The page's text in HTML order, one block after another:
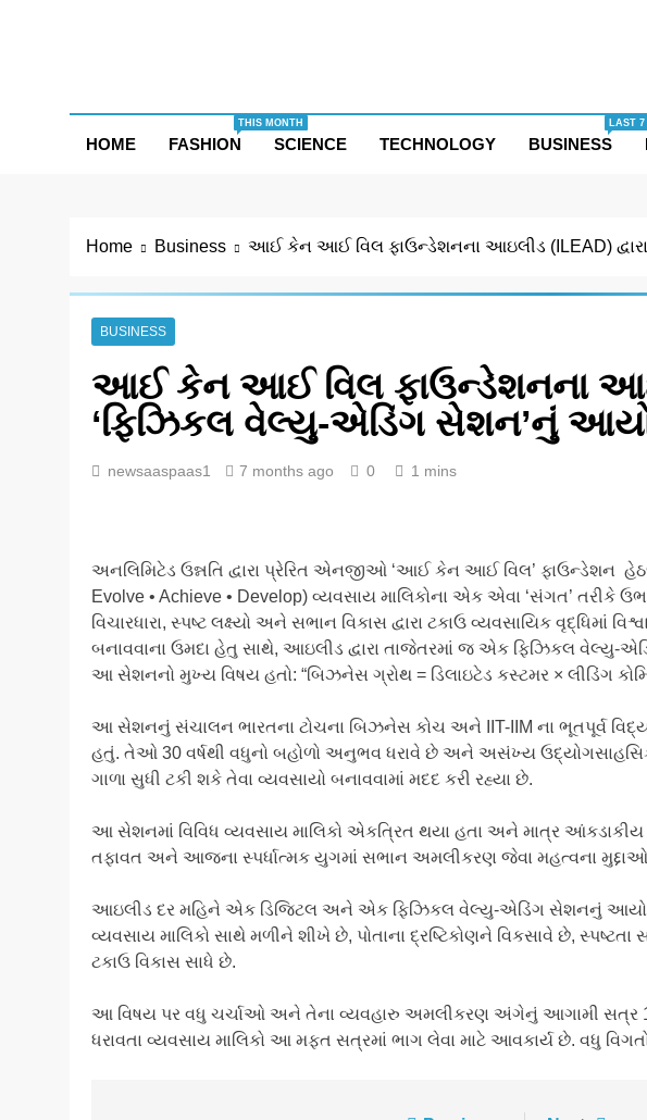
HOME FASHION
THIS MONTH
SCIENCE TECHNOLOGY BUSINESS
LAST 7
Home Business આઈ કેન આઈ વિલ ફાઉન્ડેશનના આઇલીડ (ILEAD)
BUSINESS
આઈ કેન આઈ વિલ ફાઉન્ડેશનના
‘ફિઝિકલ વેલ્યુ-એડિંગ સેશન’નું
newsaaspaas1 7 months ago 0 1 mins
અનલિમિટેડ ઉન્નતિ દ્વારા પ્રેરિત એનજીઓ ‘આઈ કેન આઈ વિલ’ ફાઉન્ડેશન
Evolve • Achieve • Develop) વ્યવસાય માલિકોના એક એવા ‘સંગત’ તરીકે
વિચારધારા, સ્પષ્ટ લક્ષ્યો અને સભાન વિકાસ દ્વારા ટકાઉ વ્યવસાયિક વૃદ્ધિમાં
બનાવવાના ઉમદા હેતુ સાથે, આઇલીડ દ્વારા તાજેતરમાં જ એક ફિઝિકલ
આ સેશનનો મુખ્ય વિષય હતો: “બિઝનેસ ગ્રોથ = ડિલાઇટેડ કસ્ટમર × લીડિંગ
આ સેશનનું સંચાલન ભારતના ટોચના બિઝનેસ કોચ અને IIT-IIM ના ભૂતપૂર્વ
હતું. તેઓ 30 વર્ષથી વધુનો બહોળો અનુભવ ધરાવે છે અને અસંખ્ય
ગાળા સુધી ટકી શકે તેવા વ્યવસાયો બનાવવામાં મદદ કરી રહ્યા છે.
આ સેશનમાં વિવિધ વ્યવસાય માલિકો એકત્રિત થયા હતા અને માત્ર
તફાવત અને આજના સ્પર્ધાત્મક યુગમાં સભાન અમલીકરણ જેવા મહત્વના મુદ્દાઓ
આઇલીડ દર મહિને એક ડિજિટલ અને એક ફિઝિકલ વેલ્યુ-એડિંગ સેશનનું
વ્યવસાય માલિકો સાથે મળીને શીખે છે, પોતાના દ્રષ્ટિકોણને વિકસાવે છે,
ટકાઉ વિકાસ સાધે છે.
આ વિષય પર વધુ ચર્ચાઓ અને તેના વ્યવહારુ અમલીકરણ અંગેનું આગામી સત્ર
ધરાવતા વ્યવસાય માલિકો આ મફત સત્રમાં ભાગ લેવા માટે આવકાર્ય છે. વધુ